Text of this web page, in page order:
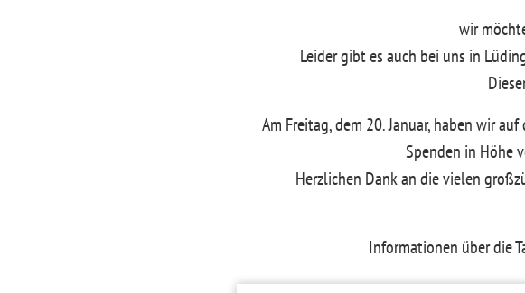
wir
Leider gibt es auch bei uns in
Am Freitag, dem 20. Januar, haben wir
Spenden in Höhe
Herzlichen Dank an die vielen
Informationen über die